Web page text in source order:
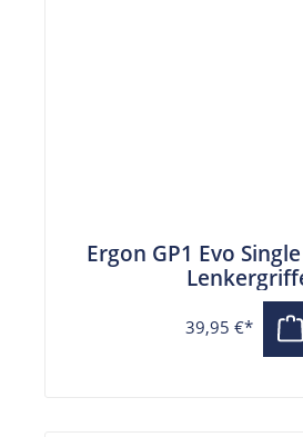
Ergon GP1 Evo
39,95 €*